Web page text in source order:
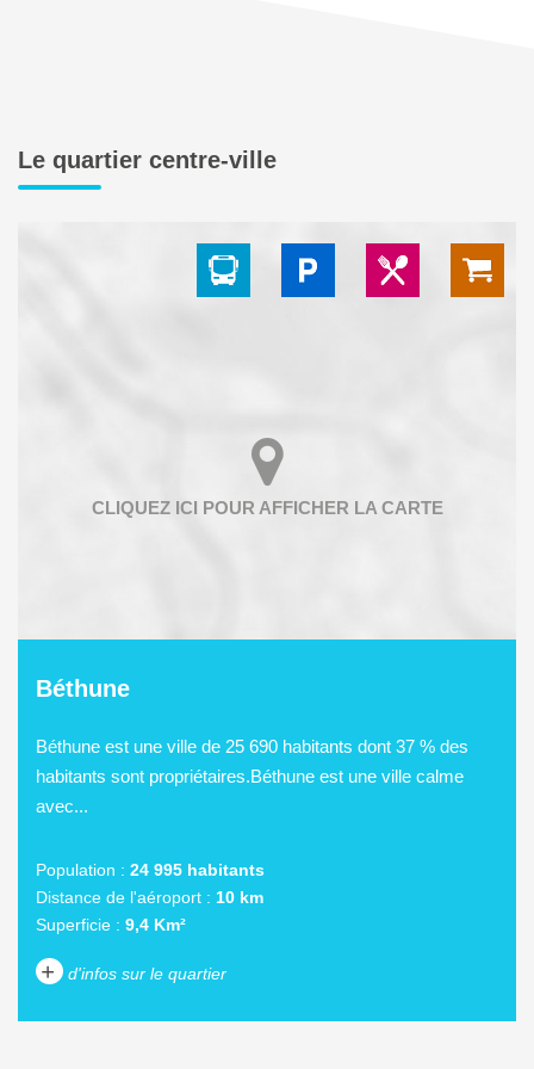
Le quartier centre-ville
Béthune
Béthune est une ville de 25 690 habitants dont 37 % des
habitants sont propriétaires.Béthune est une ville calme
avec...
Population : 24 995 habitants
Distance de l'aéroport : 10 km
Superficie : 9,4 Km²
+ d'infos sur le quartier